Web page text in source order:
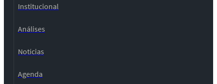
Institucional
Análises
Notícias
Agenda